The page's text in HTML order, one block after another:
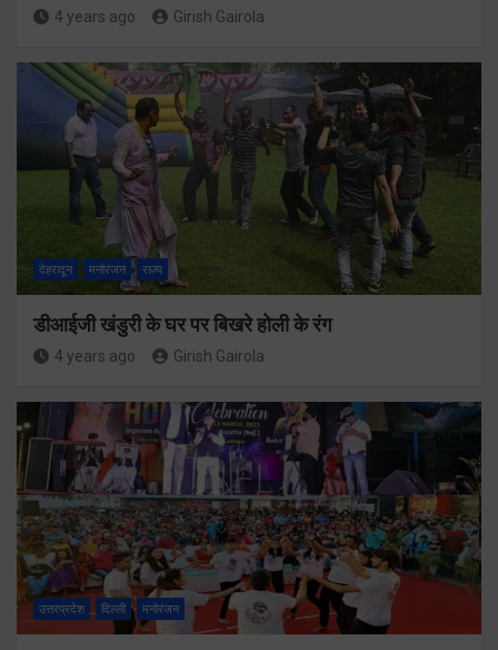
4 years ago Girish Gairola
देहरादून मनोरंजन राज्य
डीआईजी खंडुरी के घर पर बिखरे होली के रंग
4 years ago Girish Gairola
उत्तरप्रदेश दिल्ली मनोरंजन